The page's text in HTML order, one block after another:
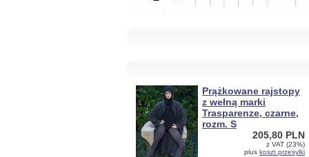
Prążkowane rajstopy
z wełną marki
Trasparenze, czarne,
rozm. S
205,80 PLN
z VAT (23%)
plus koszt przesylki